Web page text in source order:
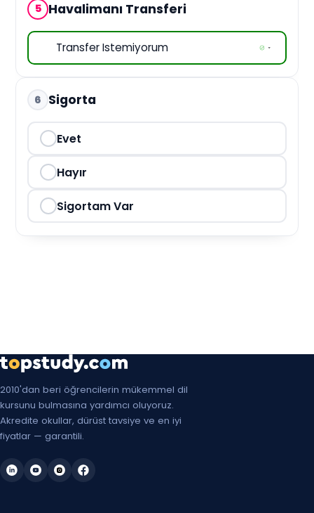
8 Mar 2027 Pzt
15 Mar 2027 Pzt
22 Mar 2027 Pzt
29 Mar 2027 Pzt
5 Nis 2027 Pzt
12 Nis 2027 Pzt
19 Nis 2027 Pzt
24 May 2027 Pzt
31 May 2027 Pzt
7 Haz 2027 Pzt
21 Haz 2027 Pzt
5 Havalimanı Transferi
6 Sigorta
Evet
Hayır
Sigortam Var
2010'dan beri öğrencilerin mükemmel dil
kursunu bulmasına yardımcı oluyoruz.
Akredite okullar, dürüst tavsiye ve en iyi
fiyatlar — garantili.